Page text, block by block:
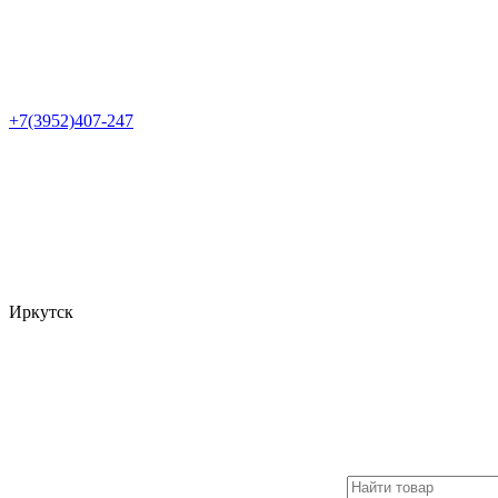
+7(3952)407-247
Иркутск